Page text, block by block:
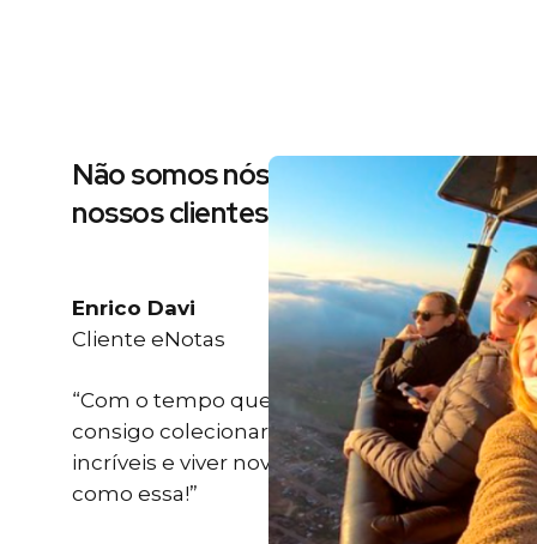
Não somos nós dizendo, são
nossos clientes
Enrico Davi
Cliente eNotas
“Com o tempo que eu ganho eu
consigo colecionar momentos
incríveis e viver novas experiências
como essa!”